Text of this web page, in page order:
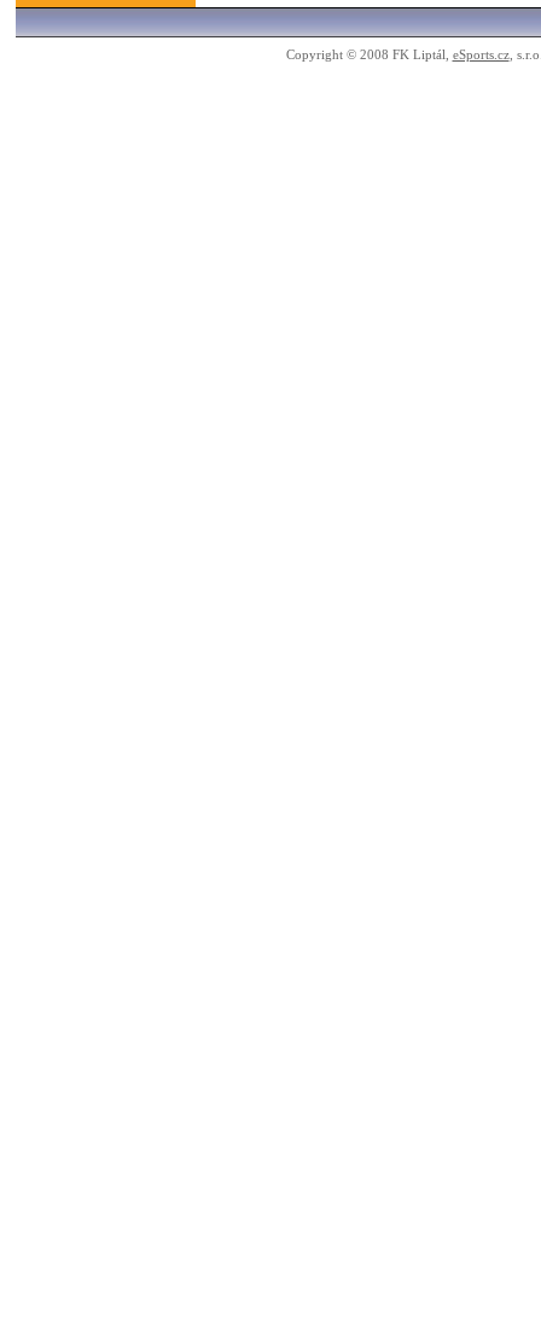
Copyright © 2008 FK Liptál, eSports.cz,